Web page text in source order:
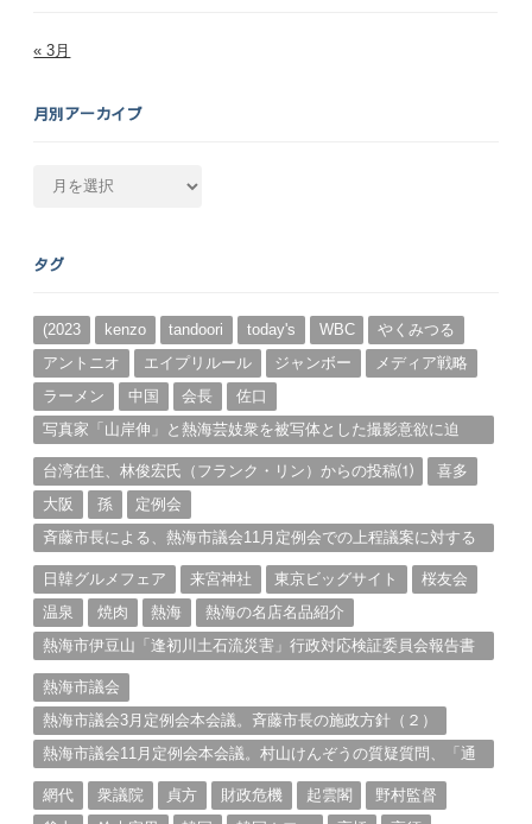
« 3月
月別アーカイブ
カ
ブ
タグ
(2023 kenzo tandoori today's WBC
やくみつる
アントニオ
エイプリルール ジャンボー
メディア戦略
ラーメン
中国 会長
佐口
写真家「山岸伸」と熱海芸妓衆を被写体とした撮影意欲に迫
台湾在住、林俊宏氏（フランク・リン）からの投稿⑴
喜多
大阪
孫
定例会
斉藤市長による、熱海市議会11月定例会での上程議案に対する
日韓グルメフェア
来宮神社 東京ビッグサイト
桜友会
温泉
焼肉 熱海
熱海の名店名品紹介
熱海市伊豆山「逢初川土石流災害」行政対応検証委員会報告書
熱海市議会
熱海市議会3月定例会本会議。斉藤市長の施政方針（２）
熱海市議会11月定例会本会議。村山けんぞうの質疑質問、「通
網代
衆議院 貞方 財政危機 起雲閣
野村監督